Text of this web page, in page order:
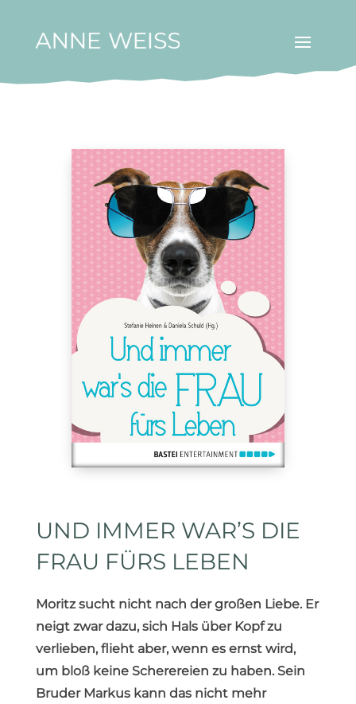
UND IMMER WAR’S DIE
FRAU FÜRS LEBEN
Moritz sucht nicht nach der großen Liebe. Er
neigt zwar dazu, sich Hals über Kopf zu
verlieben, flieht aber, wenn es ernst wird,
um bloß keine Scherereien zu haben. Sein
Bruder Markus kann das nicht mehr